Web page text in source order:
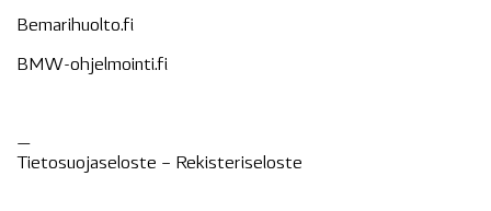
Bemarihuolto.fi
BMW-ohjelmointi.fi
—
Tietosuojaseloste – Rekisteriseloste